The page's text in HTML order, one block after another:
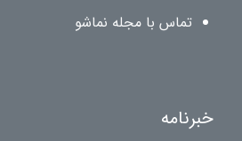
تماس با مجله نماشو
خبرنامه